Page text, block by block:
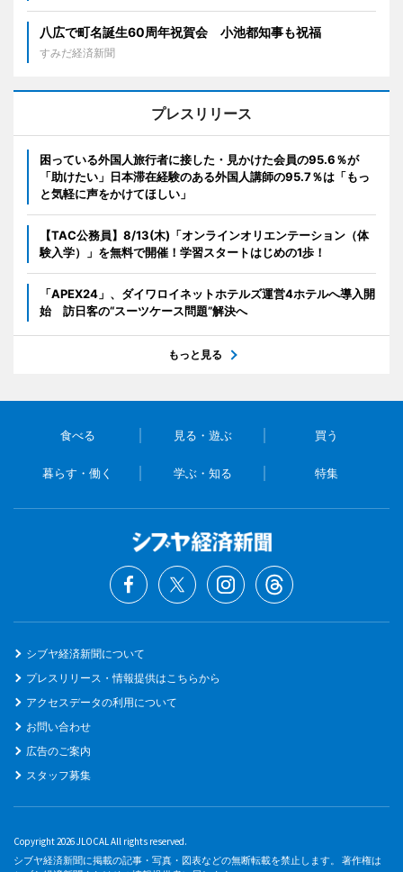
八広で町名誕生60周年祝賀会 小池都知事も祝福
すみだ経済新聞
プレスリリース
困っている外国人旅行者に接した・見かけた会員の95.6％が
「助けたい」日本滞在経験のある外国人講師の95.7％は「もっ
と気軽に声をかけてほしい」
【TAC公務員】8/13(木)「オンラインオリエンテーション（体
験入学）」を無料で開催！学習スタートはじめの1歩！
「APEX24」、ダイワロイネットホテルズ運営4ホテルへ導入開
始 訪日客の“スーツケース問題”解決へ
もっと見る
食べる 見る・遊ぶ 買う
暮らす・働く 学ぶ・知る 特集
シブヤ経済新聞について
プレスリリース・情報提供はこちらから
アクセスデータの利用について
お問い合わせ
広告のご案内
スタッフ募集
Copyright 2026 JLOCAL All rights reserved.
シブヤ経済新聞に掲載の記事・写真・図表などの無断転載を禁止します。 著作権は